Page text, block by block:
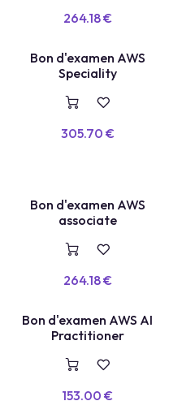
264.18€
VOUCHER
Bon d'examen AWS
Speciality
305.70 €
VOUCHER
Bon d'examen AWS
associate
264.18€
VOUCHER
Bon d'examen AWS AI
Practitioner
153.00 €